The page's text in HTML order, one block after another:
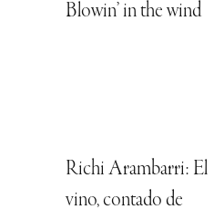
Blowin’ in the wind
Richi Arambarri: El
vino, contado de